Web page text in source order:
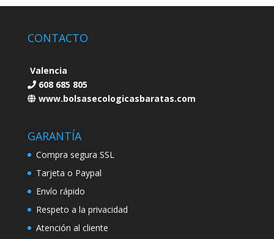
CONTACTO
Valencia
608 685 805
www.bolsasecologicasbaratas.com
GARANTÍA
Compra segura SSL
Tarjeta o Paypal
Envío rápido
Respeto a la privacidad
Atención al cliente